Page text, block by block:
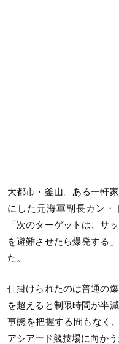
大都市・釜山。ある一軒
にした元海軍副長カン・
「次のターゲットは、サ
を避難させたら爆発する
た。
仕掛けられたのは普通の
を超えると制限時間が半
事態を把握する間もなく
アシアード競技場に向か